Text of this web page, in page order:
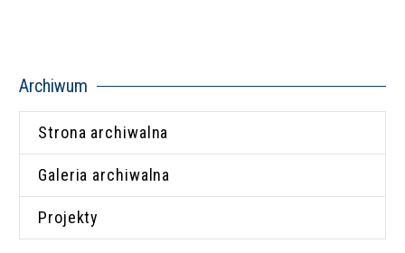
Archiwum
Strona archiwalna
Galeria archiwalna
Projekty